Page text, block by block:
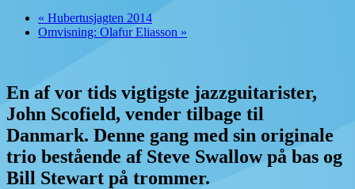
« Hubertusjagten 2014
Omvisning: Olafur Eliasson »
En af vor tids vigtigste jazzguitarister,
John Scofield, vender tilbage til
Danmark. Denne gang med sin originale
trio bestående af Steve Swallow på bas og
Bill Stewart på trommer.